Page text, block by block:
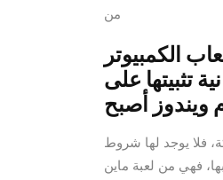
من
الكمبيوتر
تثبيتها على
ويندوز أصبح
والحركة، فلا يوجد لها شروط
فهي من لعبة ماين